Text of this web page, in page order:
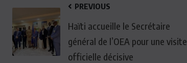
PREVIOUS
Haïti accueille le Secrétaire
général de l’OEA pour une visite
officielle décisive